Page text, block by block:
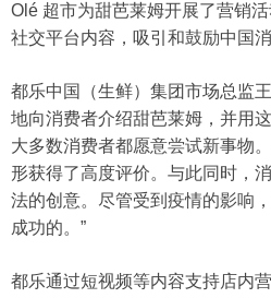
Olé 超市为甜芭莱姆开展了营销
社交平台内容，吸引和鼓励中国消
都乐中国（生鲜）集团市场总监
地向消费者介绍甜芭莱姆，并用
大多数消费者都愿意尝试新事物
形获得了高度评价。与此同时，
法的创意。尽管受到疫情的影响
成功的。”
都乐通过短视频等内容支持店内